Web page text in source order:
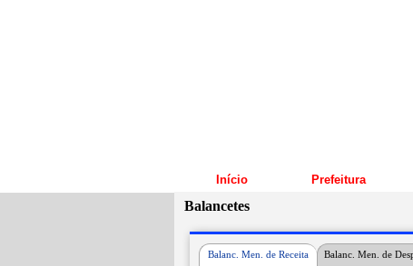
Início Prefeitura
Balancetes
Balanc. Men. de Receita Balanc. Men. de